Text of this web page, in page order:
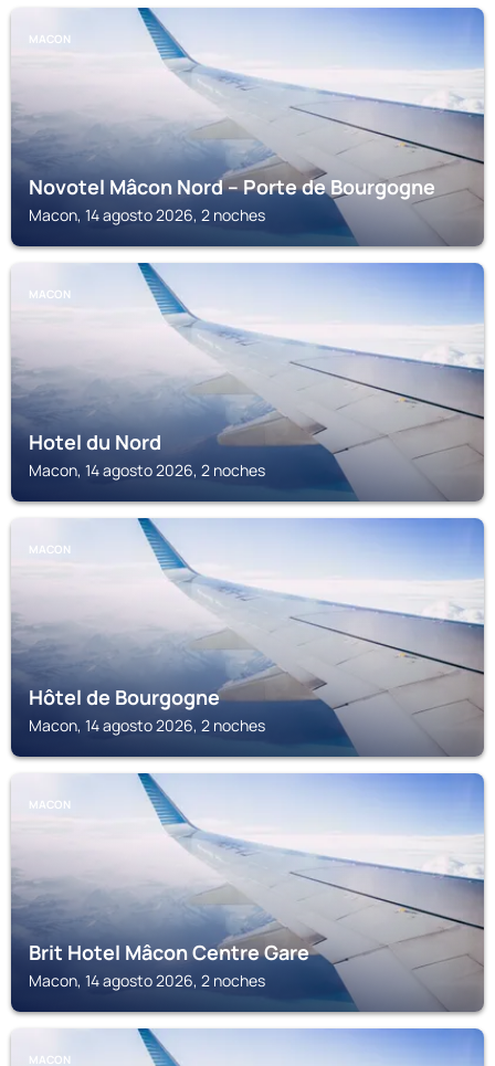
MACON
Novotel Mâcon Nord – Porte de Bourgogne
Macon, 14 agosto 2026, 2 noches
MACON
Hotel du Nord
Macon, 14 agosto 2026, 2 noches
MACON
Hôtel de Bourgogne
Macon, 14 agosto 2026, 2 noches
MACON
Brit Hotel Mâcon Centre Gare
Macon, 14 agosto 2026, 2 noches
MACON